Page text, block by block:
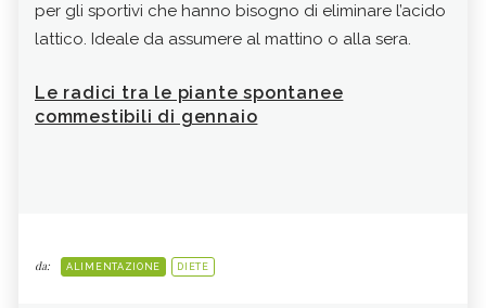
per gli sportivi che hanno bisogno di eliminare l’acido
lattico. Ideale da assumere al mattino o alla sera.
Le radici tra le piante spontanee
commestibili di gennaio
da: ALIMENTAZIONE DIETE